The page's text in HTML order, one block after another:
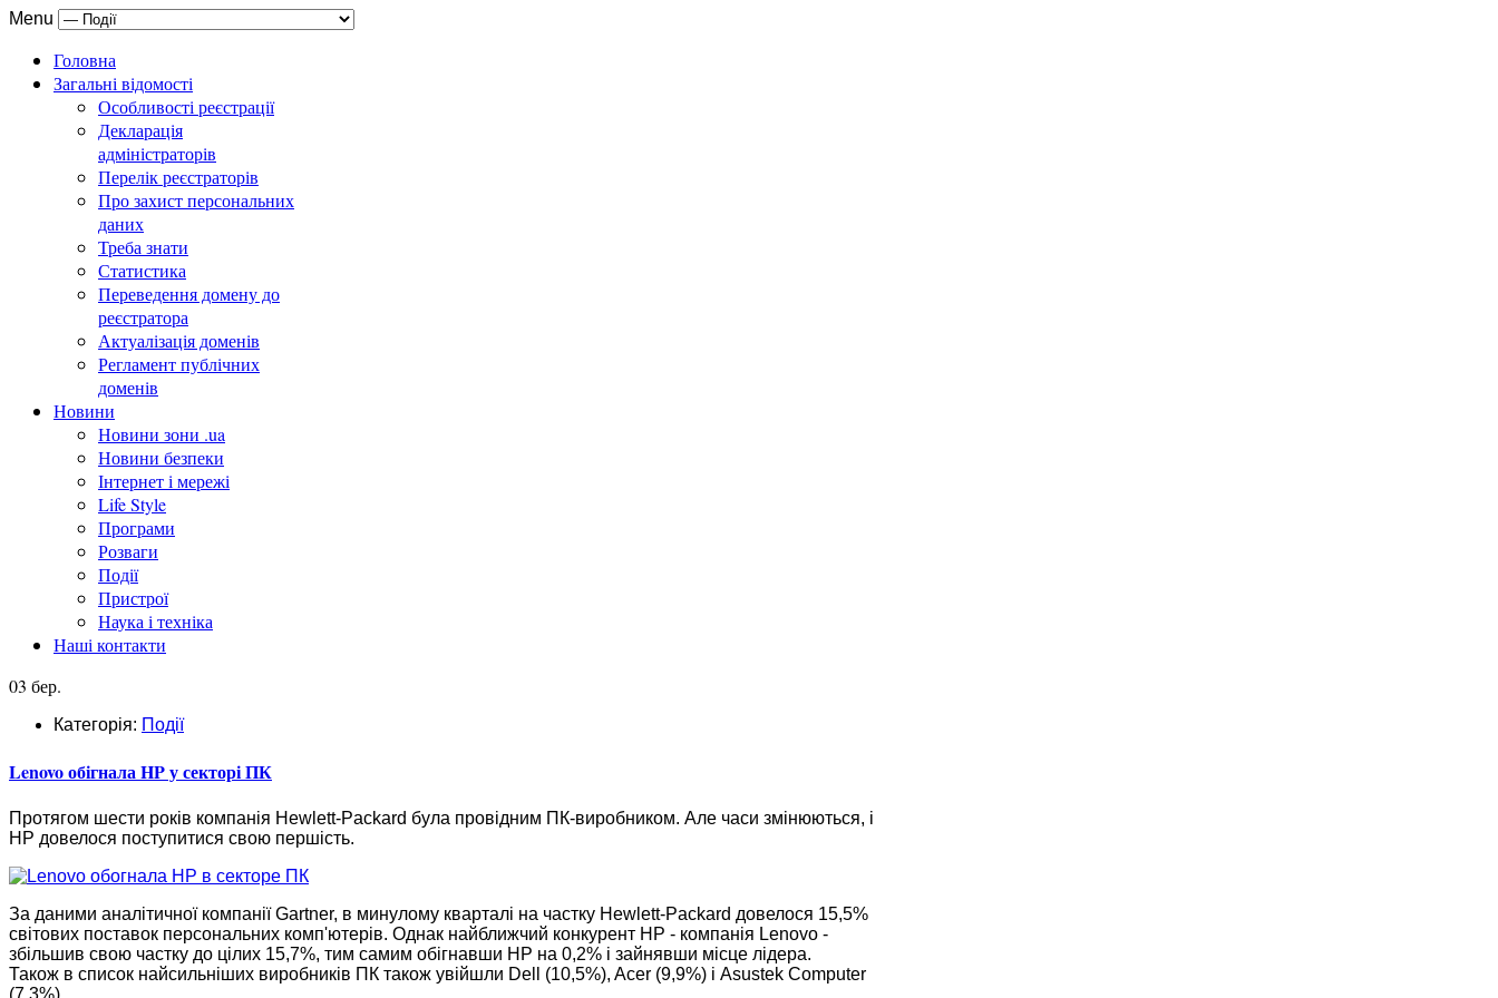
Menu
Головна
Загальні відомості
Особливості реєстрації
Декларація
адміністраторів
Перелік реєстраторів
Про захист персональних
даних
Треба знати
Статистика
Переведення домену до
реєстратора
Актуалізація доменів
Регламент публічних
доменів
Новини
Новини зони .ua
Новини безпеки
Інтернет і мережі
Life Style
Програми
Розваги
Події
Пристрої
Наука і техніка
Наші контакти
03 бер.
Категорія: Події
Lenovo обігнала HP у секторі ПК
Протягом шести років компанія Hewlett-Packard була провідним ПК-виробником. Але часи змінюються, і
HP довелося поступитися свою першість.
За даними аналітичної компанії Gartner, в минулому кварталі на частку Hewlett-Packard довелося 15,5%
світових поставок персональних комп'ютерів. Однак найближчий конкурент HP - компанія Lenovo -
збільшив свою частку до цілих 15,7%, тим самим обігнавши HP на 0,2% і зайнявши місце лідера.
Також в список найсильніших виробників ПК також увійшли Dell (10,5%), Acer (9,9%) і Asustek Computer
(7,3%).